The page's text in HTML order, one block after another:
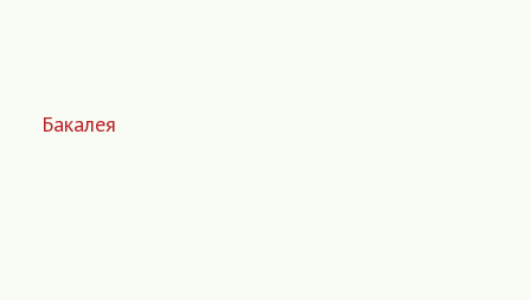
Бакалея